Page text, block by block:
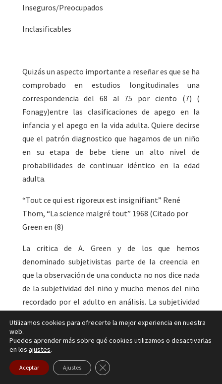
Inseguros/Preocupados
Inclasificables
Quizás un aspecto importante a reseñar es que se ha
comprobado en estudios longitudinales una
correspondencia del 68 al 75 por ciento (7) (
Fonagy)entre las clasificaciones de apego en la
infancia y el apego en la vida adulta. Quiere decirse
que el patrón diagnostico que hagamos de un niño
en su etapa de bebe tiene un alto nivel de
probabilidades de continuar idéntico en la edad
adulta.
“Tout ce qui est rigoreux est insignifiant” René
Thom, “La science malgré tout” 1968 (Citado por
Green en (8)
La critica de A. Green y de los que hemos
denominado subjetivistas parte de la creencia en
que la observación de una conducta no nos dice nada
de la subjetividad del niño y mucho menos del niño
recordado por el adulto en análisis. La subjetividad
estrictamente psicoanalítica, esto es, desde el
setting psicoanalítico que permite lo que Green
denomina estado psicoanalítico de la mente en
referencia al diálogo fundado en la asociación libre
Utilizamos cookies para ofrecerte la mejor experiencia en nuestra
web.
Puedes aprender más sobre qué cookies utilizamos o desactivarlas
en los ajustes.
Aceptar Ajustes Cerrar el banner de cookies RGPD